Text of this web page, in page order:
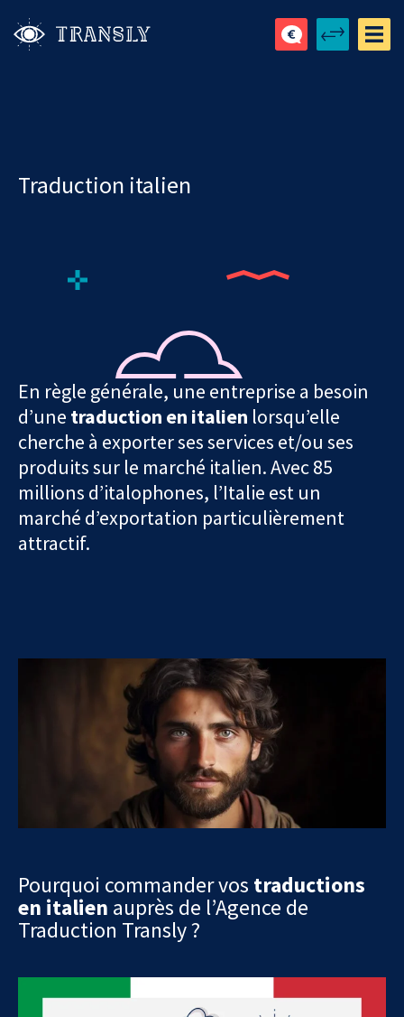
Traduction italien
En règle générale, une entreprise a besoin
d’une traduction en italien lorsqu’elle
cherche à exporter ses services et/ou ses
produits sur le marché italien. Avec 85
millions d’italophones, l’Italie est un
marché d’exportation particulièrement
attractif.
Pourquoi commander vos traductions
en italien auprès de l’Agence de
Traduction Transly ?